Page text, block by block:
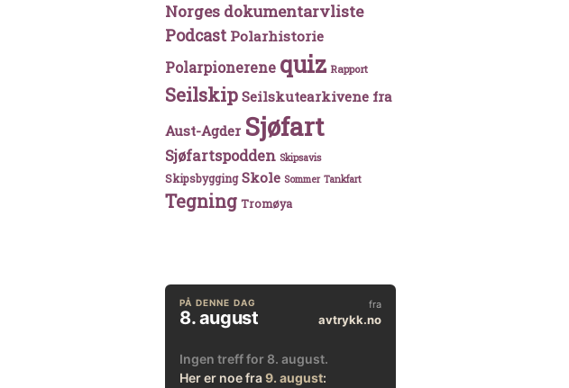
Norges dokumentarvliste
Podcast Polarhistorie
Polarpionerene quiz Rapport
Seilskip Seilskutearkivene fra
Aust-Agder Sjøfart
Sjøfartspodden Skipsavis
Skipsbygging Skole Sommer Tankfart
Tegning Tromøya